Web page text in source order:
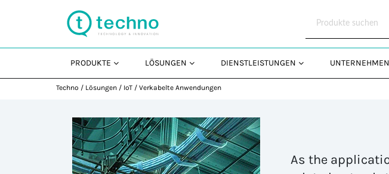
PRODUKTE LÖSUNGEN DIENSTLEISTUNGEN UNTERNEHMEN
Techno / Lösungen / IoT / Verkabelte Anwendungen
As the